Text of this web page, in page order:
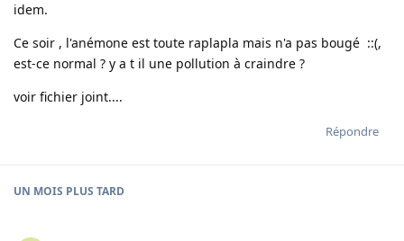
idem.
Ce soir , l'anémone est toute raplapla mais n'a pas bougé ::(,
est-ce normal ? y a t il une pollution à craindre ?
voir fichier joint....
Répondre
UN MOIS PLUS TARD